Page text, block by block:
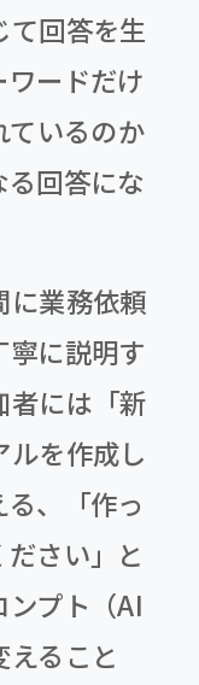
て回答を生
ードだけ
ているのか
回答にな
に業務依頼
寧に説明す
者には「新
ルを作成し
、「作っ
さい」と
プト（AI
ること